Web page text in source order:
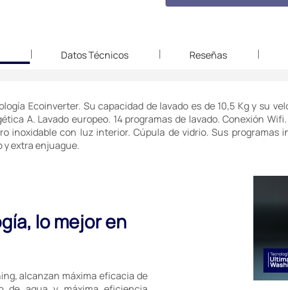
Datos Técnicos Reseñas
Ecoinverter. Su capacidad de lavado es de 10,5 Kg y su
A. Lavado europeo. 14 programas de lavado. Conexión
inoxidable con luz interior. Cúpula de vidrio. Sus programas
y extra enjuague.
lo mejor en
alcanzan máxima eficacia de